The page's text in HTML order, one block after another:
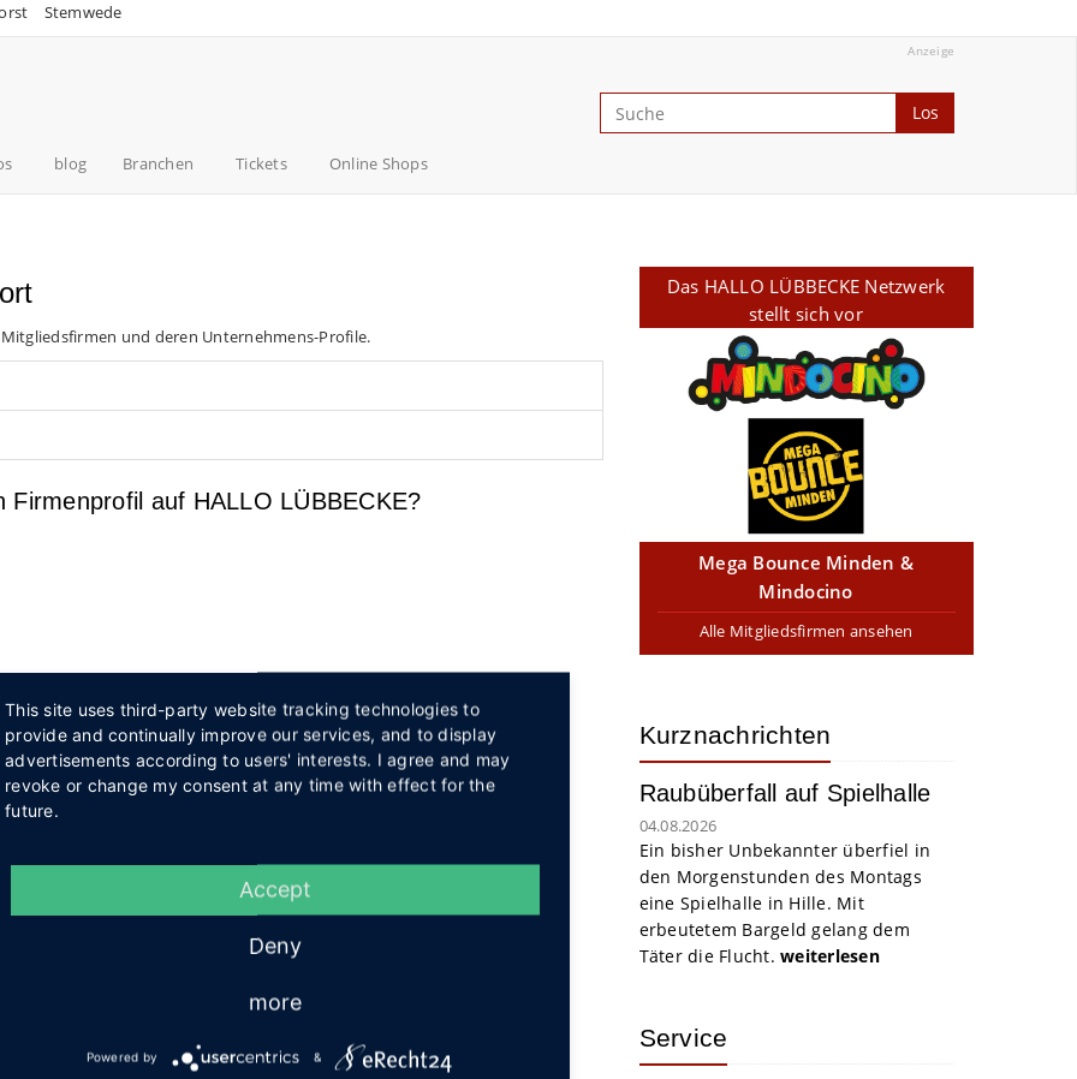
Stemwede
Anzeige
Los
blog Branchen Tickets Online Shops
Mitgliedsfirmen und deren Unternehmens-Profile.
auf HALLO LÜBBECKE?
Das HALLO LÜBBECKE Netzwerk
stellt sich vor
Mega Bounce Minden &
Mindocino
Alle Mitgliedsfirmen ansehen
Kurznachrichten
Raubüberfall auf Spielhalle
04.08.2026
Ein bisher Unbekannter überfiel in
den Morgenstunden des Montags
eine Spielhalle in Hille. Mit
erbeutetem Bargeld gelang dem
Täter die Flucht. weiterlesen
Service
This site uses third-party website tracking technologies to
provide and continually improve our services, and to display
advertisements according to users' interests. I agree and may
revoke or change my consent at any time with effect for the
future.
Accept
Deny
more
Powered by &